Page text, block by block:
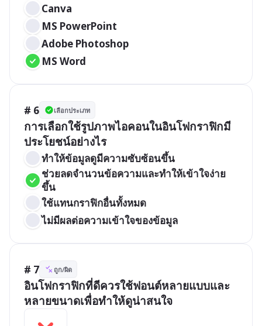
Canva
MS PowerPoint
Adobe Photoshop
MS Word
# 6 เลือกประเภท
การเลือกใช้รูปภาพไอคอนในอินโฟกราฟิกมี
ประโยชน์อย่างไร
ทำให้ข้อมูลดูมีความซับซ้อนขึ้น
ช่วยลดจำนวนข้อความและทำให้เข้าใจง่าย
ขึ้น
ใช้แทนกราฟิกอื่นทั้งหมด
ไม่มีผลต่อความเข้าใจของข้อมูล
# 7 ถูก/ผิด
อินโฟกราฟิกที่ดีควรใช้ฟอนต์หลายแบบและ
หลายขนาดเพื่อทำให้ดูน่าสนใจ